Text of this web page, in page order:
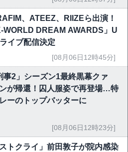
、ATEEZ、RIIZEら出演！
WORLD DREAM AWARDS」U
イブ配信決定
[08月06日12時45分]
事2」シーズン1最終黒幕クァ
が帰還！囚人服姿で再登場…特
ーのトップバッターに
[08月06日12時23分]
ストクライ」前田敦子が院内感染